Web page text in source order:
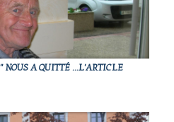
A QUITTÉ ...L'ARTICLE